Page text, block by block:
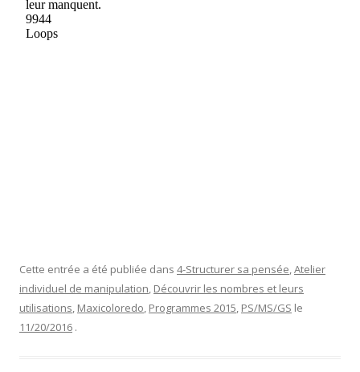
Cette entrée a été publiée dans 4-Structurer sa pensée,Atelier
individuel de manipulation, Découvrir les nombres et leurs
utilisations, Maxicoloredo, Programmes 2015, PS/MS/GS le
11/20/2016 .